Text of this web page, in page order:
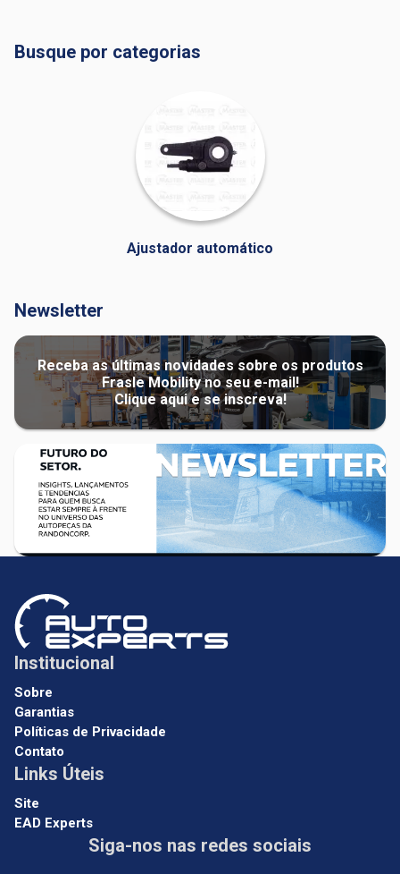
Busque por categorias
Ajustador automático
Newsletter
Receba as últimas novidades sobre os produtos
Frasle Mobility no seu e-mail!
Clique aqui e se inscreva!
Institucional
Sobre
Garantias
Políticas de Privacidade
Contato
Links Úteis
Site
EAD Experts
Siga-nos nas redes sociais